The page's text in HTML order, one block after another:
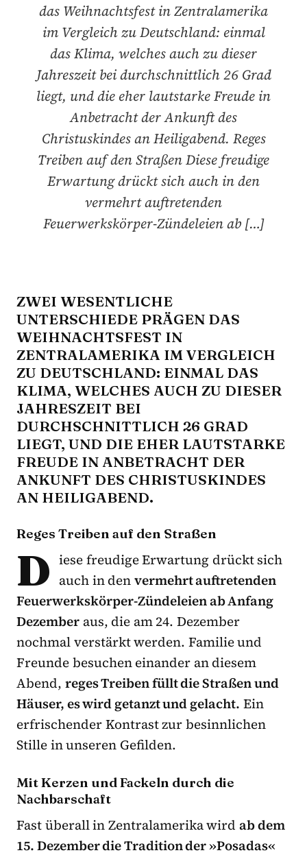
das Weihnachtsfest in Zentralamerika
im Vergleich zu Deutschland: einmal
das Klima, welches auch zu dieser
Jahreszeit bei durchschnittlich 26 Grad
liegt, und die eher lautstarke Freude in
Anbetracht der Ankunft des
Christuskindes an Heiligabend. Reges
Treiben auf den Straßen Diese freudige
Erwartung drückt sich auch in den
vermehrt auftretenden
Feuerwerkskörper-Zündeleien ab […]
ZWEI WESENTLICHE
UNTERSCHIEDE PRÄGEN DAS
WEIHNACHTSFEST IN
ZENTRALAMERIKA IM VERGLEICH
ZU DEUTSCHLAND: EINMAL DAS
KLIMA, WELCHES AUCH ZU DIESER
JAHRESZEIT BEI
DURCHSCHNITTLICH 26 GRAD
LIEGT, UND DIE EHER LAUTSTARKE
FREUDE IN ANBETRACHT DER
ANKUNFT DES CHRISTUSKINDES
AN HEILIGABEND.
Reges Treiben auf den Straßen
D iese freudige Erwartung drückt sich
auch in denvermehrt auftretenden
Feuerwerkskörper-Zündeleien ab Anfang
Dezember aus, die am 24. Dezember
nochmal verstärkt werden. Familie und
Freunde besuchen einander an diesem
Abend, reges Treiben füllt die Straßen und
Häuser, es wird getanzt und gelacht. Ein
erfrischender Kontrast zur besinnlichen
Stille in unseren Gefilden.
Mit Kerzen und Fackeln durch die
Nachbarschaft
Fast überall in Zentralamerika wirdab dem
15. Dezember die Tradition der »Posadas«